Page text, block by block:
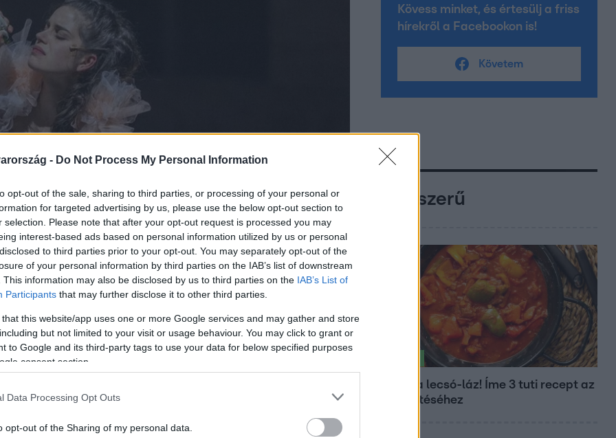
- Do Not Process My Personal Information
opt-out of the sale, sharing to third parties, or processing of your personal or
for targeted advertising by us, please use the below opt-out section to
selection. Please note that after your opt-out request is processed you may
interest-based ads based on personal information utilized by us or personal
to third parties prior to your opt-out. You may separately opt-out of the
of your personal information by third parties on the IAB’s list of downstream
This information may also be disclosed by us to third parties on the IAB’s List of
Participants that may further disclose it to other third parties.
that this website/app uses one or more Google services and may gather and store
but not limited to your visit or usage behaviour. You may click to grant or
to Google and its third-party tags to use your data for below specified purposes
consent section.
Data Processing Opt Outs
opt-out of the Sharing of my personal data.
Kövess minket, és értesülj a friss
hírekről a Facebookon is!
Követem
Népszerű
Kitört a lecsó-láz! Íme 3 tuti recept az
elkészítéséhez